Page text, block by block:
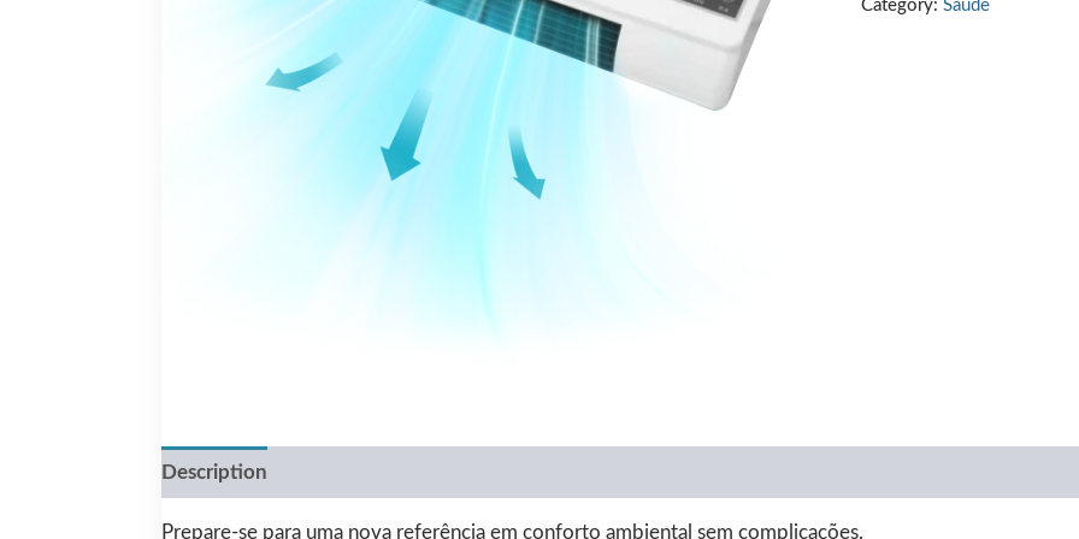
€339.00.
Category:Saúde
Description
Prepare-se para uma nova referência em conforto ambiental sem complicações.